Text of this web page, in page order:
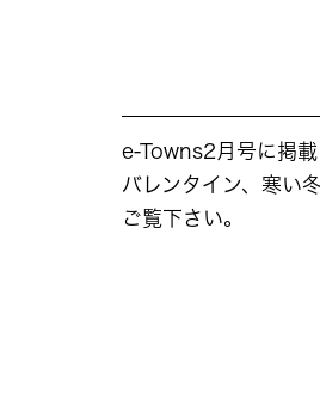
e-Towns2月号に掲載
バレンタイン、寒い
ご覧下さい。